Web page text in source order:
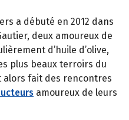
a débuté en 2012 dans
deux amoureux de
d’huile d’olive,
plus beaux terroirs du
alors fait des rencontres
amoureux de leurs